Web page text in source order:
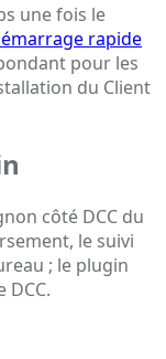
une fois le
rapide
pour les
du Client
côté DCC du
le suivi
; le plugin
DCC.